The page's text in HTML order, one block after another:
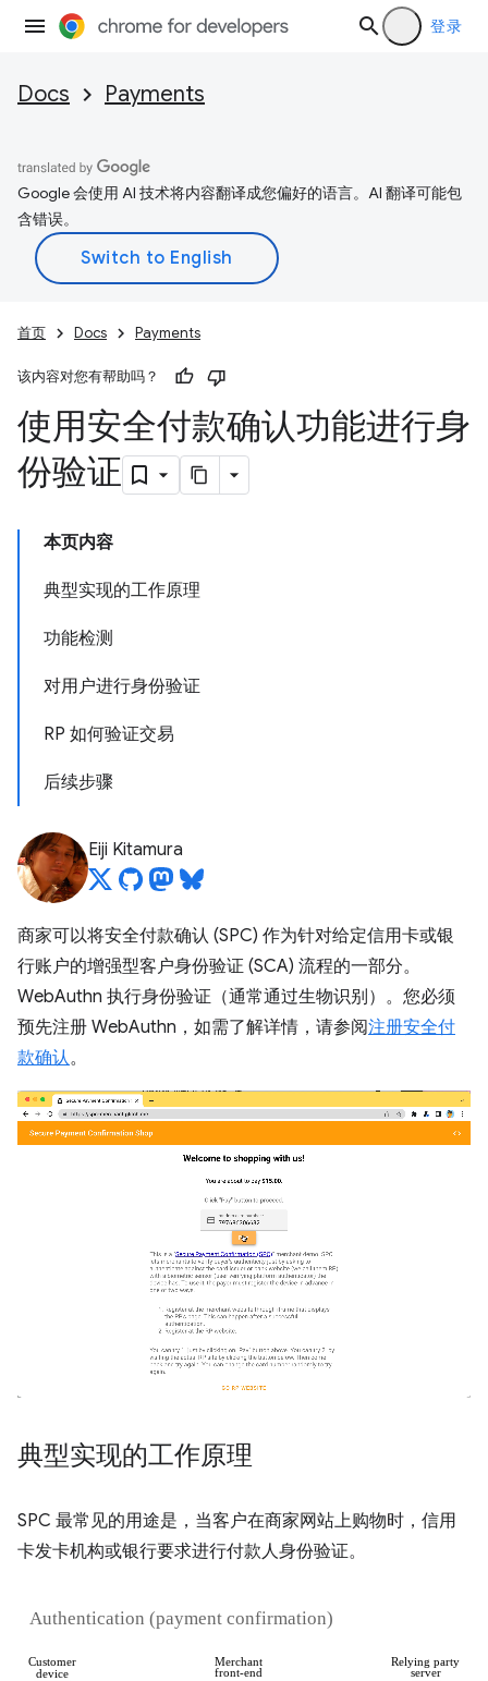
登录
Docs Payments
Google 会使用 AI 技术将内容翻译成您偏好的语言。AI 翻译可能包
含错误。
首页 Docs Payments
该内容对您有帮助吗？
使用安全付款确认功能进行身
份验证
本页内容
典型实现的工作原理
功能检测
对用户进行身份验证
RP 如何验证交易
后续步骤
Eiji Kitamura
商家可以将安全付款确认 (SPC) 作为针对给定信用卡或银
行账户的增强型客户身份验证 (SCA) 流程的一部分。
WebAuthn 执行身份验证（通常通过生物识别）。您必须
预先注册 WebAuthn，如需了解详情，请参阅注册安全付
款确认。
典型实现的工作原理
SPC 最常见的用途是，当客户在商家网站上购物时，信用
卡发卡机构或银行要求进行付款人身份验证。